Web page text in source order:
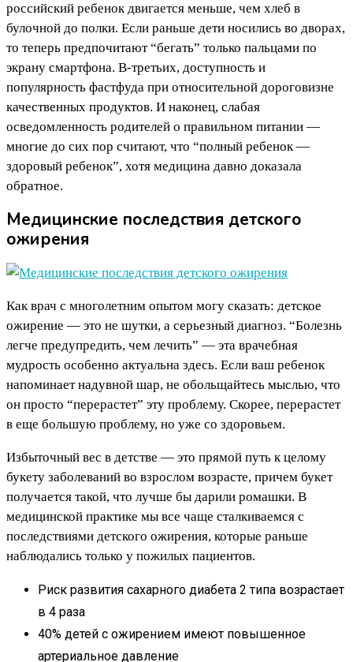
российский ребенок двигается меньше, чем хлеб в
булочной до полки. Если раньше дети носились во дворах,
то теперь предпочитают “бегать” только пальцами по
экрану смартфона. В-третьих, доступность и
популярность фастфуда при относительной дороговизне
качественных продуктов. И наконец, слабая
осведомленность родителей о правильном питании —
многие до сих пор считают, что “полный ребенок —
здоровый ребенок”, хотя медицина давно доказала
обратное.
Медицинские последствия детского
ожирения
Как врач с многолетним опытом могу сказать: детское
ожирение — это не шутки, а серьезный диагноз. “Болезнь
легче предупредить, чем лечить” — эта врачебная
мудрость особенно актуальна здесь. Если ваш ребенок
напоминает надувной шар, не обольщайтесь мыслью, что
он просто “перерастет” эту проблему. Скорее, перерастет
в еще большую проблему, но уже со здоровьем.
Избыточный вес в детстве — это прямой путь к целому
букету заболеваний во взрослом возрасте, причем букет
получается такой, что лучше бы дарили ромашки. В
медицинской практике мы все чаще сталкиваемся с
последствиями детского ожирения, которые раньше
наблюдались только у пожилых пациентов.
Риск развития сахарного диабета 2 типа возрастает
в 4 раза
40% детей с ожирением имеют повышенное
артериальное давление